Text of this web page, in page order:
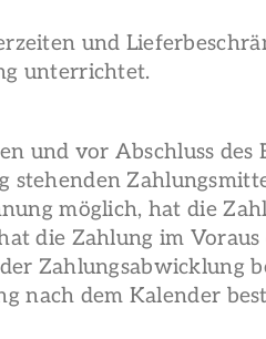
und
unterrichtet.
und vor Abschluss
stehenden
möglich, hat die
die Zahlung im
Zahlungsabwicklung
nach dem Kalender